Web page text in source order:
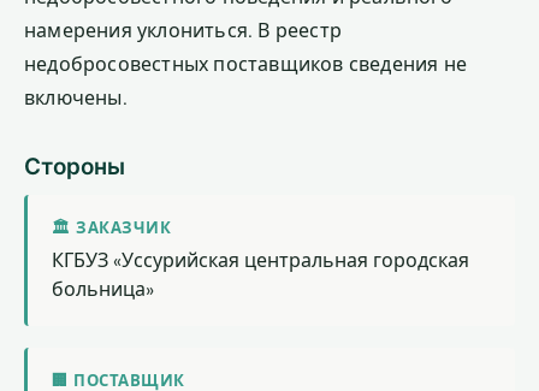
намерения уклониться. В реестр
недобросовестных поставщиков сведения не
включены.
Стороны
🏛 ЗАКАЗЧИК
КГБУЗ «Уссурийская центральная городская
больница»
🏢 ПОСТАВЩИК